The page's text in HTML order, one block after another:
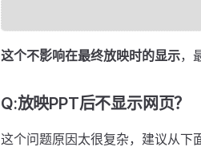
这个不影响在最终放映时的显示，
Q:放映PPT后不显示网页？
这个问题原因太很复杂，建议从下